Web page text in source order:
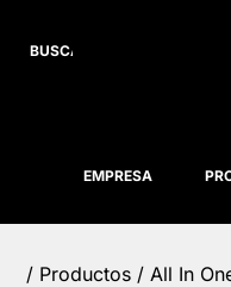
EMPRESA
/ Productos / All In